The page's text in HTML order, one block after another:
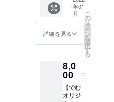
で構い
ませ
ん。
ンド
「CHA
OTIX」
の限定
復刻ロ
ングス
シャツ
当時の
デザイ
ンを元
に
年01
月
詳細を見る
こ
の
リ
タ
ー
ン
を
選
択
す
る
8,0
00 円
【でむ
オリジ